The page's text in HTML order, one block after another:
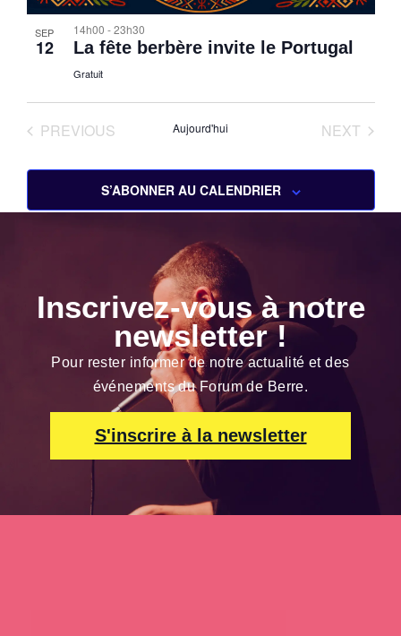
SEP
12
14h00 -23h30
La fête berbère invite le Portugal
Gratuit
PREVIOUSÉVÈNEMENTS
Aujourd'hui NEXT
S’ABONNER AU CALENDRIER
Inscrivez-vous à notre
newsletter !
Pour rester informer de notre actualité et des
événements du Forum de Berre.
S'inscrire à la newsletter